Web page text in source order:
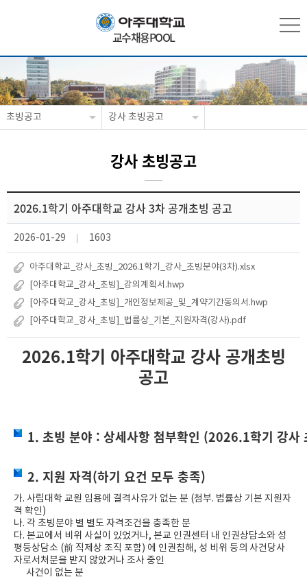
교수채용POOL
초빙공고 강사 초빙공고
강사 초빙공고
2026.1학기 아주대학교 강사 3차 공개초빙 공고
2026-01-29 1603
아주대학교_강사_초빙_2026.1학기_강사_초빙분야(3차).xlsx
[아주대학교_강사_초빙]_강의계획서.hwp
[아주대학교_강사_초빙]_개인정보제공_및_계약기간동의서.hwp
[아주대학교_강사_초빙]_법률상_기본_지원자격(강사).pdf
2026.1학기 아주대학교 강사 공개초빙
공고
1. 초빙 분야 : 상세사항 첨부확인 (2026.1학기 강사
2. 지원 자격(하기 요건 모두 충족)
가. 사립대학 교원 임용에 결격사유가 없는 분 (첨부. 법률상 기본 지원자
격 확인)
나. 각 초빙분야 별 별도 자격조건을 충족한 분
다. 본교에서 비위 사실이 있었거나, 본교 인권센터 내 인권상담소와 성
평등상담소 (前 직제상 조직 포함) 에 인권침해, 성 비위 등의 사건당사
자로서처분을 받지 않았거나 조사 중인
사건이 없는 분